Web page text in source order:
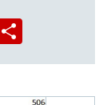
Telegram